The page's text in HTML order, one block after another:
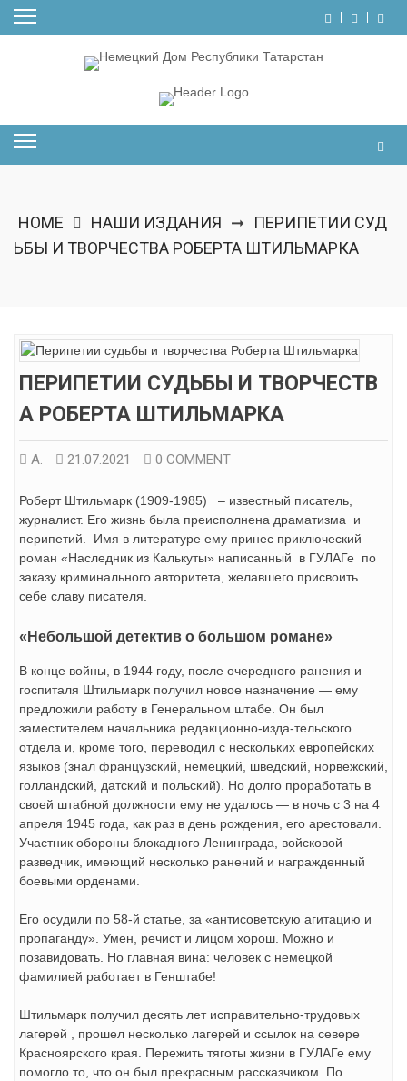
Skip
HOME НАШИ ИЗДАНИЯ ➞
ПЕРИПЕТИИ СУД
ЬБЫ И ТВОРЧЕСТВА РОБЕРТА ШТИЛЬМАРКА
ПЕРИПЕТИИ СУДЬБЫ И ТВОРЧЕСТВ
А РОБЕРТА ШТИЛЬМАРКА
А. 21.07.2021 0 COMMENT
Роберт Штильмарк (1909-1985) – известный писатель,
журналист. Его жизнь была преисполнена драматизма и
перипетий. Имя в литературе ему принес приключеский
роман «Наследник из Калькуты» написанный в ГУЛАГе по
заказу криминального авторитета, желавшего присвоить
себе славу писателя.
«Неболь­шой детектив о большом романе»
В конце войны, в 1944 году, после очередного ранения и
госпи­таля Штильмарк получил новое назначение — ему
предложили работу в Гене­ральном штабе. Он был
заместителем начальника редакционно-изда-тельского
отдела и, кроме того, переводил с нескольких европейских
языков (знал французский, немецкий, шведский, норвежский,
гол­ландский, датский и польский). Но долго проработать в
своей штабной должности ему не удалось — в ночь с 3 на 4
апреля 1945 года, как раз в день рождения, его арестовали.
Участник обороны блокадного Ленин­града, войсковой
разведчик, имеющий несколько ранений и награж­денный
боевыми орденами.
Его осудили по 58-й статье, за «антисоветскую агитацию и
пропаганду». Умен, речист и лицом хорош. Можно и
позавидовать. Но главная вина: человек с немецкой
фамилией работает в Генштабе!
Штильмарк получил десять лет исправительно-трудовых
лагерей , прошел несколько лагерей и ссылок на севере
Красноярского края. Пережить тяготы жизни в ГУЛАГе ему
помогло то, что он был прекрасным рассказчиком. По